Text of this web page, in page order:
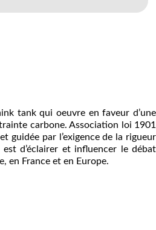
tank qui oeuvre en faveur d’une
carbone. Association loi 1901
guidée par l’exigence de la rigueur
d’éclairer et influencer le débat
en France et en Europe.